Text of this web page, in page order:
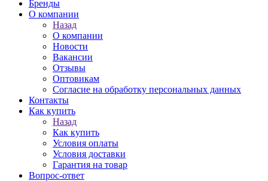
Бренды
О компании
Назад
О компании
Новости
Вакансии
Отзывы
Оптовикам
Cогласие на обработку персональных данных
Контакты
Как купить
Назад
Как купить
Условия оплаты
Условия доставки
Гарантия на товар
Вопрос-ответ